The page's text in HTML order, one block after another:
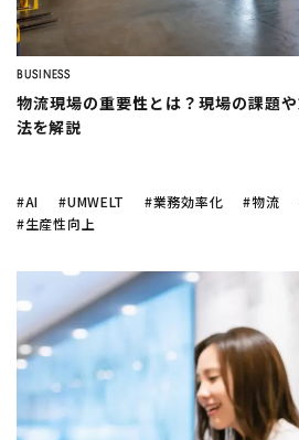
BUSINESS
物流現場の重要性とは？現場の課題
法を解説
#AI #UMWELT #業務効率化 #物流
#生産性向上